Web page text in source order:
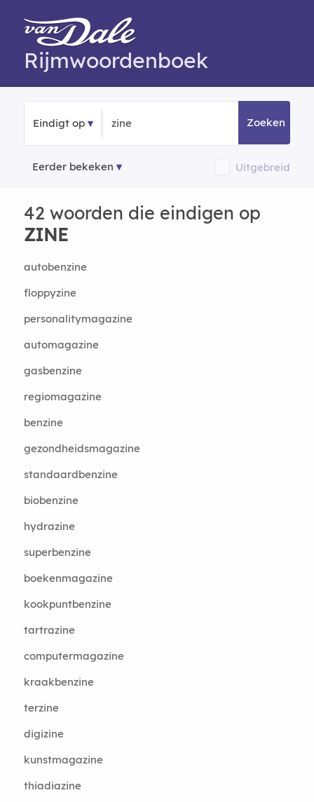
Rijmwoordenboek
Eindigt op Zoeken
Eerder bekeken Uitgebreid
42 woorden die eindigen op
ZINE
autobenzine
floppyzine
personalitymagazine
automagazine
gasbenzine
regiomagazine
benzine
gezondheidsmagazine
standaardbenzine
biobenzine
hydrazine
superbenzine
boekenmagazine
kookpuntbenzine
tartrazine
computermagazine
kraakbenzine
terzine
digizine
kunstmagazine
thiadiazine